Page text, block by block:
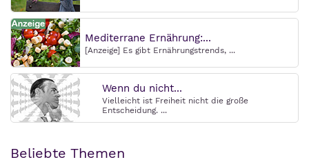
Mediterrane Ernährung:...
[Anzeige] Es gibt Ernährungstrends, ...
Wenn du nicht...
Vielleicht ist Freiheit nicht die große
Entscheidung. ...
Beliebte Themen